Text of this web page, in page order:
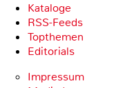
Kataloge
RSS-Feeds
Topthemen
Editorials
Impressum